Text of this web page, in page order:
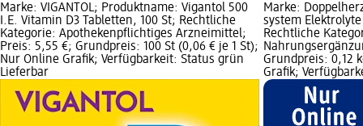
Marke: VIGANTOL; Produktname: Vigantol 500
I.E. Vitamin D3 Tabletten, 100 St; Rechtliche
Kategorie: Apothekenpflichtiges Arzneimittel;
Preis: 5,55 €; Grundpreis: 100 St (0,06 € je 1 St);
Nur Online Grafik; Verfügbarkeit: Status grün
Lieferbar
Marke:
system
Rechtliche
Grundpreis: 0,12
Grafik;